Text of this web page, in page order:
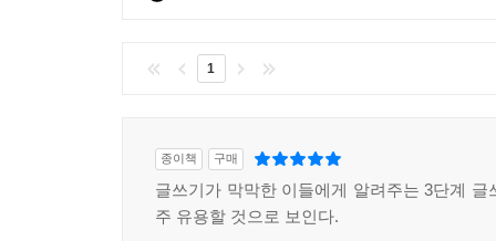
1
종이책 구매
글쓰기가 막막한 이들에게 알려주는 3단계 글
주 유용할 것으로 보인다.